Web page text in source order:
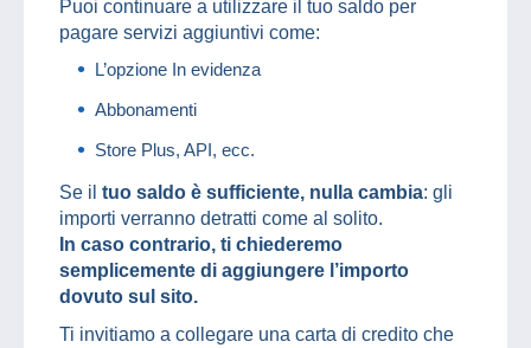
Puoi continuare a utilizzare il tuo saldo per
pagare servizi aggiuntivi come:
L’opzione In evidenza
Abbonamenti
Store Plus, API, ecc.
Se il tuo saldo è sufficiente, nulla cambia: gli
importi verranno detratti come al solito.
In caso contrario, ti chiederemo
semplicemente di aggiungere l’importo
dovuto sul sito.
Ti invitiamo a collegare una carta di credito che